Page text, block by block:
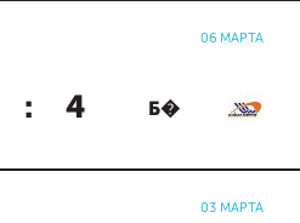
06 МАРТА
: 4 Б�
03 МАРТА